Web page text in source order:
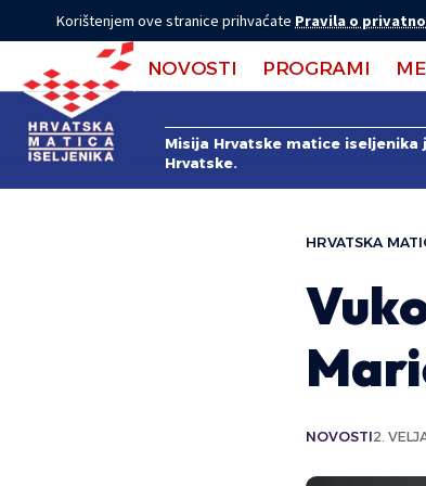
Korištenjem ove stranice prihvaćate Pravila o
NOVOSTI PROGRAMI
Misija Hrvatske matice
Hrvatske.
HRVATSKA
NOVOSTI2.